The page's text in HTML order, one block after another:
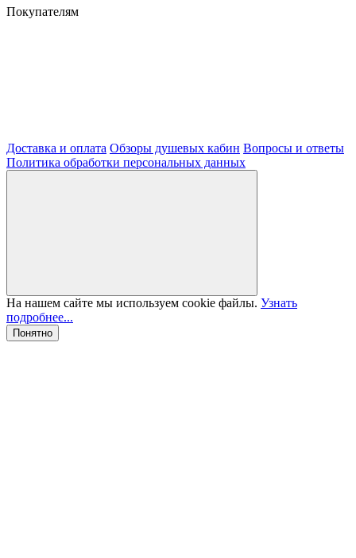
Покупателям
Доставка и оплата Обзоры душевых кабин Вопросы и ответы
Политика обработки персональных данных
На нашем сайте мы используем cookie файлы. Узнать
подробнее...
Понятно